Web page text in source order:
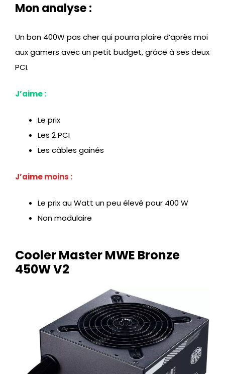
Mon analyse :
Un bon 400W pas cher qui pourra plaire d’après moi
aux gamers avec un petit budget, grâce à ses deux
PCI.
J’aime :
Le prix
Les 2 PCI
Les câbles gainés
J’aime moins :
Le prix au Watt un peu élevé pour 400 W
Non modulaire
Cooler Master MWE Bronze
450W V2